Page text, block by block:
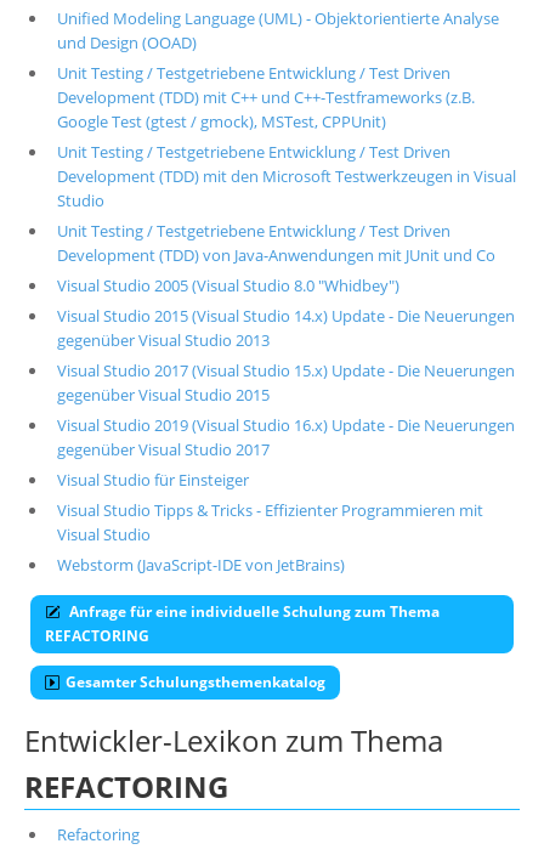
Unified Modeling Language (UML) - Objektorientierte Analyse
und Design (OOAD)
Unit Testing / Testgetriebene Entwicklung / Test Driven
Development (TDD) mit C++ und C++-Testframeworks (z.B.
Google Test (gtest / gmock), MSTest, CPPUnit)
Unit Testing / Testgetriebene Entwicklung / Test Driven
Development (TDD) mit den Microsoft Testwerkzeugen in Visual
Studio
Unit Testing / Testgetriebene Entwicklung / Test Driven
Development (TDD) von Java-Anwendungen mit JUnit und Co
Visual Studio 2005 (Visual Studio 8.0 "Whidbey")
Visual Studio 2015 (Visual Studio 14.x) Update - Die Neuerungen
gegenüber Visual Studio 2013
Visual Studio 2017 (Visual Studio 15.x) Update - Die Neuerungen
gegenüber Visual Studio 2015
Visual Studio 2019 (Visual Studio 16.x) Update - Die Neuerungen
gegenüber Visual Studio 2017
Visual Studio für Einsteiger
Visual Studio Tipps & Tricks - Effizienter Programmieren mit
Visual Studio
Webstorm (JavaScript-IDE von JetBrains)
Anfrage für eine individuelle Schulung zum Thema
REFACTORING
Gesamter Schulungsthemenkatalog
Entwickler-Lexikon zum Thema
REFACTORING
Refactoring